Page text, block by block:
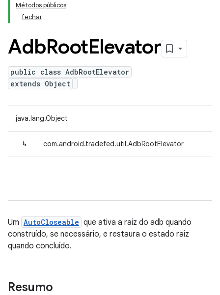
Métodos públicos
fechar
AdbRootElevator
public class AdbRootElevator
extends Object
java.lang.Object
↳ com.android.tradefed.util.AdbRootElevator
Um AutoCloseable que ativa a raiz do adb quando
construído, se necessário, e restaura o estado raiz
quando concluído.
Resumo